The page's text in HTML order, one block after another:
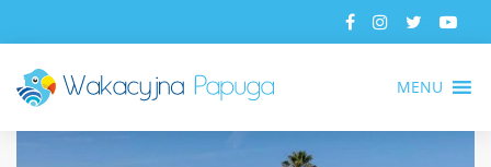
MENU